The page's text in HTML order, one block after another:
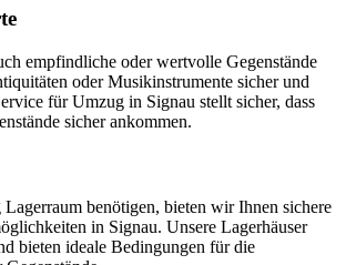
empfindliche oder wertvolle Gegenstände
oder Musikinstrumente sicher und
für Umzug in Signau stellt sicher, dass
sicher ankommen.
benötigen, bieten wir Ihnen sichere
in Signau. Unsere Lagerhäuser
bieten ideale Bedingungen für die